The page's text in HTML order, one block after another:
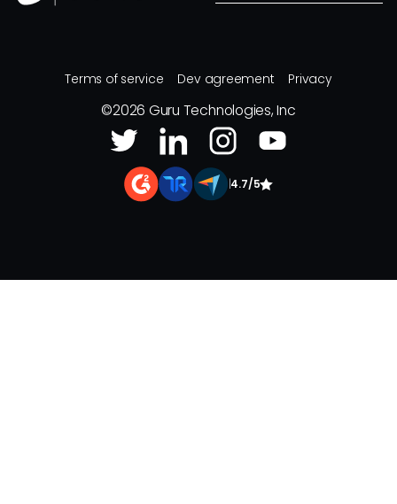
Terms of service Dev agreement Privacy
©2026 Guru Technologies, Inc
|4.7/5